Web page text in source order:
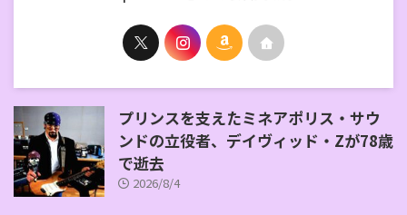
プリンスを支えたミネアポリス・サウ
ンドの立役者、デイヴィッド・Zが78歳
で逝去
2026/8/4